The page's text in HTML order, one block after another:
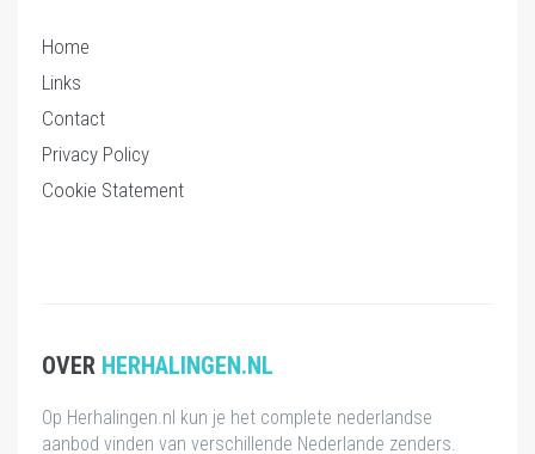
Home
Links
Contact
Privacy Policy
Cookie Statement
OVER HERHALINGEN.NL
Op Herhalingen.nl kun je het complete nederlandse
aanbod vinden van verschillende Nederlande zenders.